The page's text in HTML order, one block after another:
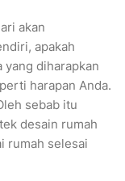
akan
apakah
diharapkan
harapan Anda.
sebab itu
desain rumah
rumah selesai